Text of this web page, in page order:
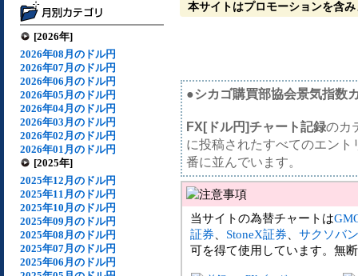
[2026年]
2026年08月のドル円
2026年07月のドル円
2026年06月のドル円
2026年05月のドル円
2026年04月のドル円
2026年03月のドル円
2026年02月のドル円
2026年01月のドル円
[2025年]
2025年12月のドル円
2025年11月のドル円
2025年10月のドル円
2025年09月のドル円
2025年08月のドル円
2025年07月のドル円
2025年06月のドル円
本サイトはプロモーションを含み
●シカゴ購買部協会景気指数
FX[ドル円]チャート記録のカ
に投稿されたすべてのエン
番に並んでいます。
当サイトの為替チャートは
証券
StoneX証券
サクソバ
可を得て使用しています。無